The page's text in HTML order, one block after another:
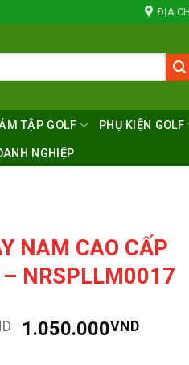
ĐỊA
TẬP GOLF PHỤ KIỆN GOLF
NGHIỆP
NAM CAO CẤP
– NRSPLLM0017
Giá
1.050.000VNDGiá